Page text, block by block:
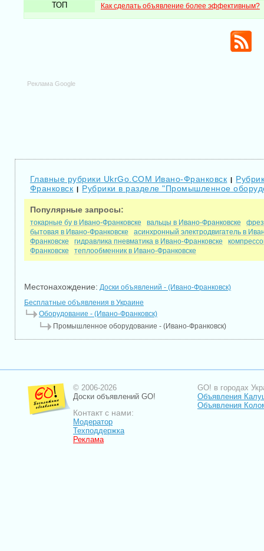
ТОП Как сделать объявление более эффективным?
Реклама Google
Главные рубрики UkrGo.COM Ивано-Франковск |
Франковск | Рубрики в разделе "Промышленное
Популярные запросы:
токарные бу в Ивано-Франковске вальцы в Ивано-Франковске
бытовая в Ивано-Франковске
асинхронный электродвигатель в
Франковске
гидравлика пневматика в Ивано-Франковске
Франковске
теплообменник в Ивано-Франковске
Местонахождение: Доски объявлений - (Ивано-Франковск)
Бесплатные объявления в Украине
Оборудование - (Ивано-Франковск)
Промышленное оборудование - (Ивано-Франковск)
© 2006-2026
Доски объявлений GO!
Контакт с нами:
Модератор
Техподдержка
Реклама
GO! в городах
Объявления
Объявления